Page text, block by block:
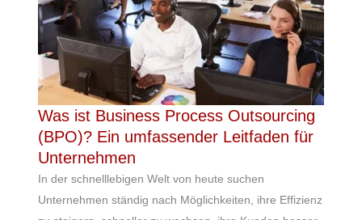
Was ist Business Process Outsourcing
(BPO)? Ein umfassender Leitfaden für
Unternehmen
In der schnelllebigen Welt von heute suchen
Unternehmen ständig nach Möglichkeiten, ihre Effizienz